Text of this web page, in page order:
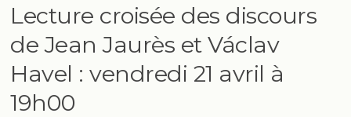
Lecture croisée des discours
de Jean Jaurès et Václav
Havel : vendredi 21 avril à
19h00